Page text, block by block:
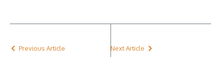
Previous Article Next Article